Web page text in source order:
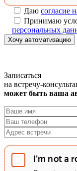
Даю согласие
Принимаю
персональных
Хочу автоматизацию
Записаться
на встречу-
может быть ваша